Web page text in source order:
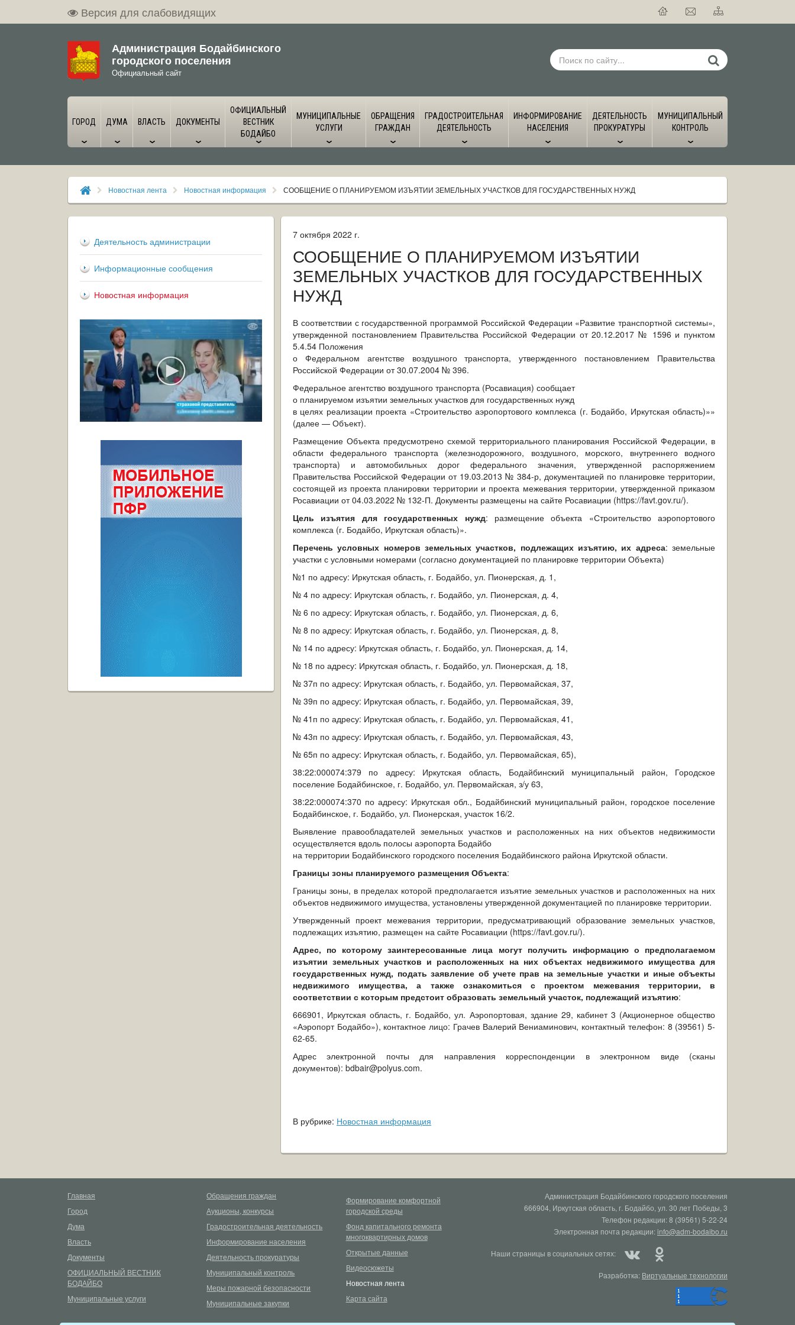
Версия для слабовидящих
Администрация Бодайбинского
городского поселения
Официальный сайт
ГОРОД ДУМА ВЛАСТЬ ДОКУМЕНТЫ
ОФИЦИАЛЬНЫЙ
ВЕСТНИК
БОДАЙБО
МУНИЦИПАЛЬНЫЕ
УСЛУГИ
ОБРАЩЕНИЯ
ГРАЖДАН
ГРАДОСТРОИТЕЛЬНАЯ
ДЕЯТЕЛЬНОСТЬ
ИНФОРМИРОВАНИЕ
НАСЕЛЕНИЯ
ДЕЯТЕЛЬНОСТЬ
ПРОКУРАТУРЫ
МУНИЦИПАЛЬНЫЙ
КОНТРОЛЬ
Новостная лента Новостная информация СООБЩЕНИЕ О ПЛАНИРУЕМОМ ИЗЪЯТИИ ЗЕМЕЛЬНЫХ УЧАСТКОВ ДЛЯ ГОСУДАРСТВЕННЫХ НУЖД
Деятельность администрации
Информационные сообщения
Новостная информация
7 октября 2022 г.
СООБЩЕНИЕ О ПЛАНИРУЕМОМ ИЗЪЯТИИ
ЗЕМЕЛЬНЫХ УЧАСТКОВ ДЛЯ ГОСУДАРСТВЕННЫХ
НУЖД
В соответствии с государственной программой Российской Федерации «Развитие транспортной системы»,
утвержденной постановлением Правительства Российской Федерации от 20.12.2017 № 1596 и пунктом
5.4.54 Положения
о Федеральном агентстве воздушного транспорта, утвержденного постановлением Правительства
Российской Федерации от 30.07.2004 № 396.
Федеральное агентство воздушного транспорта (Росавиация) сообщает
о планируемом изъятии земельных участков для государственных нужд
в целях реализации проекта «Строительство аэропортового комплекса (г. Бодайбо, Иркутская область)»»
(далее — Объект).
Размещение Объекта предусмотрено схемой территориального планирования Российской Федерации, в
области федерального транспорта(железнодорожного, воздушного, морского, внутреннего водного
транспорта) и автомобильных дорог федерального значения, утвержденной распоряжением
Правительства Российской Федерации от 19.03.2013 № 384-р, документацией по планировке территории,
состоящей из проекта планировки территории и проекта межевания территории, утвержденной приказом
Росавиации от 04.03.2022 № 132-П. Документы размещены на сайте Росавиации (https://favt.gov.ru/).
Цель изъятия для государственных нужд: размещение объекта «Строительство аэропортового
комплекса (г. Бодайбо, Иркутская область)».
Перечень условных номеров земельных участков, подлежащих изъятию, их адреса: земельные
участки с условными номерами (согласно документацией по планировке территории Объекта)
№1 по адресу: Иркутская область, г. Бодайбо, ул. Пионерская, д. 1,
№ 4 по адресу: Иркутская область, г. Бодайбо, ул. Пионерская, д. 4,
№ 6 по адресу: Иркутская область, г. Бодайбо, ул. Пионерская, д. 6,
№ 8 по адресу: Иркутская область, г. Бодайбо, ул. Пионерская, д. 8,
№ 14 по адресу: Иркутская область, г. Бодайбо, ул. Пионерская, д. 14,
№ 18 по адресу: Иркутская область, г. Бодайбо, ул. Пионерская, д. 18,
№ 37п по адресу: Иркутская область, г. Бодайбо, ул. Первомайская, 37,
№ 39п по адресу: Иркутская область, г. Бодайбо, ул. Первомайская, 39,
№ 41п по адресу: Иркутская область, г. Бодайбо, ул. Первомайская, 41,
№ 43п по адресу: Иркутская область, г. Бодайбо, ул. Первомайская, 43,
№ 65п по адресу: Иркутская область, г. Бодайбо, ул. Первомайская, 65),
38:22:000074:379 по адресу: Иркутская область, Бодайбинский муниципальный район, Городское
поселение Бодайбинское, г. Бодайбо, ул. Первомайская, з/у 63,
38:22:000074:370 по адресу: Иркутская обл., Бодайбинский муниципальный район, городское поселение
Бодайбинское, г. Бодайбо, ул. Пионерская, участок 16/2.
Выявление правообладателей земельных участков и расположенных на них объектов недвижимости
осуществляется вдоль полосы аэропорта Бодайбо
на территории Бодайбинского городского поселения Бодайбинского района Иркутской области.
Границы зоны планируемого размещения Объекта:
Границы зоны, в пределах которой предполагается изъятие земельных участков и расположенных на них
объектов недвижимого имущества, установлены утвержденной документацией по планировке территории.
Утвержденный проект межевания территории, предусматривающий образование земельных участков,
подлежащих изъятию, размещен на сайте Росавиации (https://favt.gov.ru/).
Адрес, по которому заинтересованные лица могут получить информацию о предполагаемом
изъятии земельных участков и расположенных на них объектах недвижимого имущества для
государственных нужд, подать заявление об учете прав на земельные участки и иные объекты
недвижимого имущества, а также ознакомиться с проектом межевания территории, в
соответствии с которым предстоит образовать земельный участок, подлежащий изъятию:
666901, Иркутская область, г. Бодайбо, ул. Аэропортовая, здание 29, кабинет 3 (Акционерное общество
«Аэропорт Бодайбо»), контактное лицо: Грачев Валерий Вениаминович, контактный телефон: 8 (39561) 5-
62-65.
Адрес электронной почты для направления корреспонденции в электронном виде (сканы
документов): bdbair@polyus.com.
В рубрике: Новостная информация
Главная
Город
Дума
Власть
Документы
ОФИЦИАЛЬНЫЙ ВЕСТНИК
БОДАЙБО
Муниципальные услуги
Обращения граждан
Аукционы, конкурсы
Градостроительная деятельность
Информирование населения
Деятельность прокуратуры
Муниципальный контроль
Меры пожарной безопасности
Муниципальные закупки
Формирование комфортной
городской среды
Фонд капитального ремонта
многоквартирных домов
Открытые данные
Видеосюжеты
Новостная лента
Карта сайта
Администрация Бодайбинского городского поселения
666904, Иркутская область, г. Бодайбо, ул. 30 лет Победы, 3
Телефон редакции: 8 (39561) 5-22-24
Электронная почта редакции:info@adm-bodaibo.ru
Наши страницы в социальных сетях:
Разработка: Виртуальные технологии